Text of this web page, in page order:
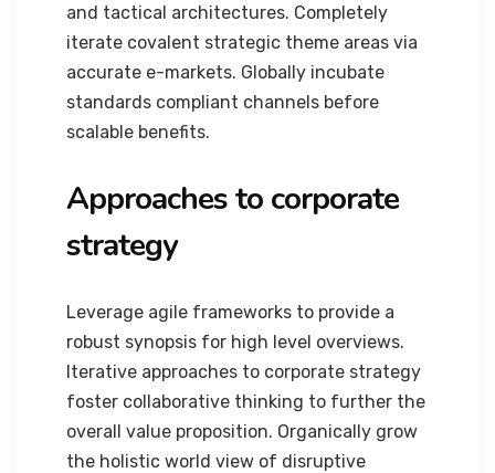
and tactical architectures. Completely
iterate covalent strategic theme areas via
accurate e-markets. Globally incubate
standards compliant channels before
scalable benefits.
Approaches to corporate
strategy
Leverage agile frameworks to provide a
robust synopsis for high level overviews.
Iterative approaches to corporate strategy
foster collaborative thinking to further the
overall value proposition. Organically grow
the holistic world view of disruptive